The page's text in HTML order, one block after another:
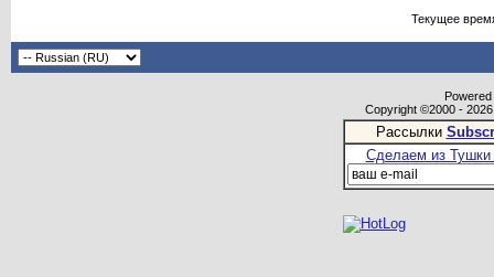
Текущее
Copyright ©2000 -
Рассылки
Сделаем из Тушки